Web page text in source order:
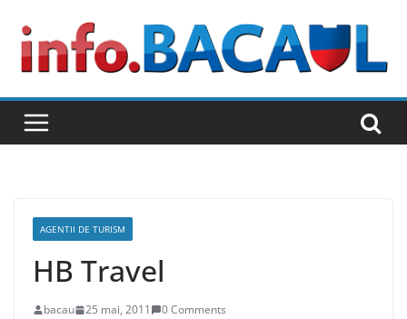
content
AGENTII DE TURISM
HB Travel
bacau 25 mai, 2011 0 Comments